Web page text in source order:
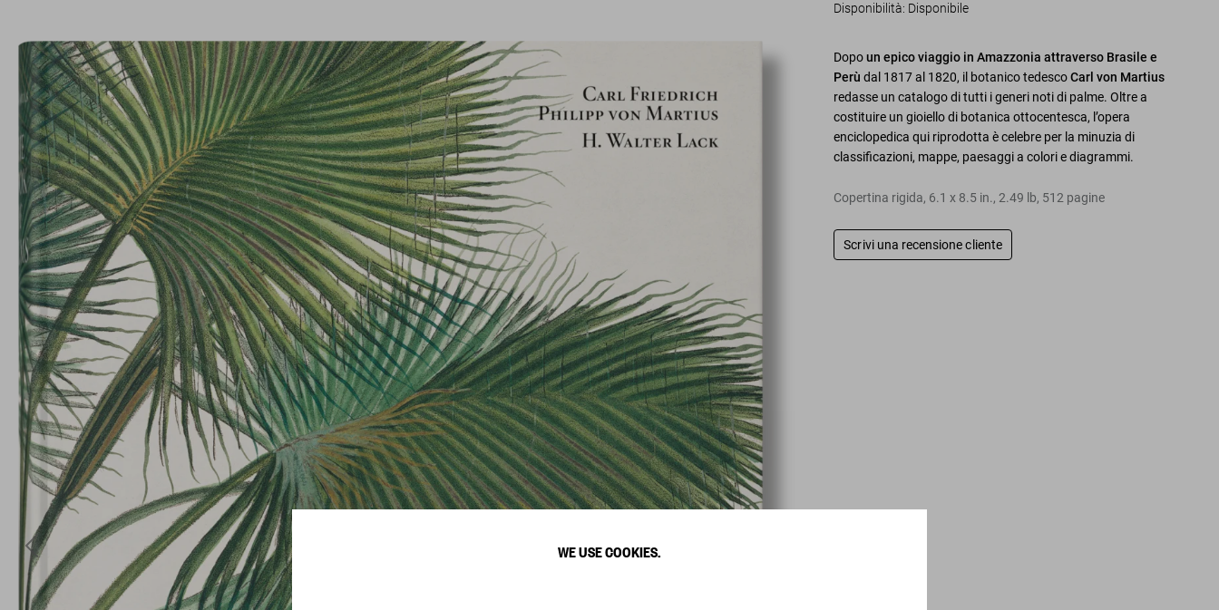
WE USE COOKIES.
Disponibilità: Disponibile
Dopoun epico viaggio in Amazzonia attraverso Brasile e
Perù dal 1817 al 1820, il botanico tedescoCarl von Martius
redasse un catalogo di tutti i generi noti di palme. Oltre a
costituire un gioiello di botanica ottocentesca, l’opera
enciclopedica qui riprodotta è celebre per la minuzia di
classificazioni, mappe, paesaggi a colori e diagrammi.
Copertina rigida, 6.1 x 8.5 in.,2.49 lb, 512 pagine
Scrivi una recensione cliente